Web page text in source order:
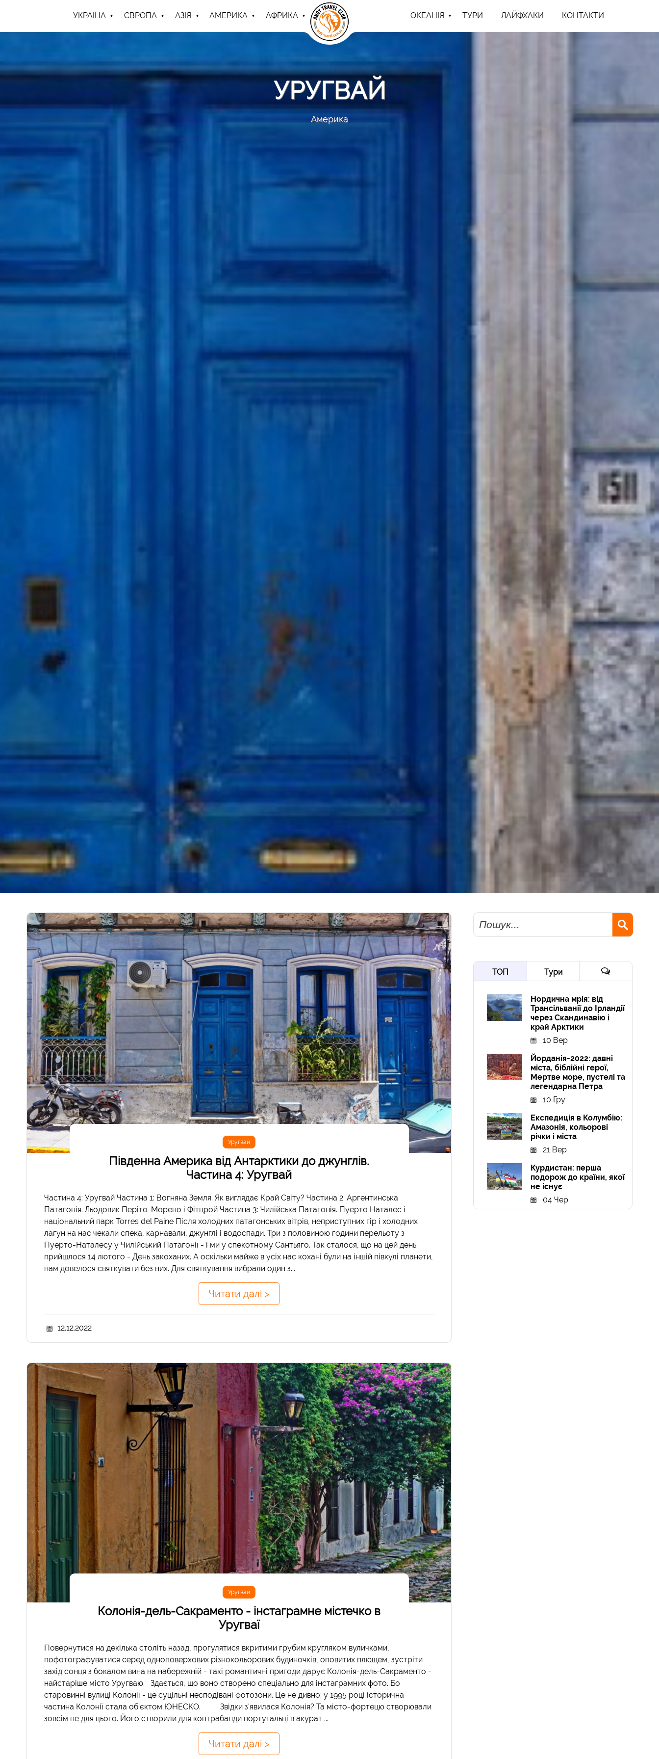
УКРАЇНА ЄВРОПА АЗІЯ АМЕРИКА АФРИКА ОКЕАНІЯ ТУРИ ЛАЙФХАКИ КОНТАКТИ
УРУГВАЙ
Америка
Уругвай
Південна Америка від Антарктики до джунглів.
Частина 4: Уругвай
Частина 4: Уругвай Частина 1: Вогняна Земля. Як виглядає Край Світу? Частина 2: Аргентинська
Патагонія. Льодовик Періто-Морено і Фітцрой Частина 3: Чилійська Патагонія. Пуерто Наталес і
національний парк Torres del Paine Після холодних патагонських вітрів, неприступних гір і холодних
лагун на нас чекали спека, карнавали, джунглі і водоспади. Три з половиною години перельоту з
Пуерто-Наталесу у Чилійський Патагонії - і ми у спекотному Сантьяго. Так сталося, що на цей день
прийшлося 14 лютого - День закоханих. А оскільки майже в усіх нас кохані були на іншій півкулі планети,
нам довелося святкувати без них. Для святкування вибрали один з...
Читати далі >
12.12.2022
Уругвай
Колонія-дель-Сакраменто - інстаграмне містечко в
Уругваї
Повернутися на декілька століть назад, прогулятися вкритими грубим кругляком вуличками,
пофотографуватися серед одноповерхових різнокольорових будиночків, оповитих плющем, зустріти
захід сонця з бокалом вина на набережній - такі романтичні пригоди дарує Колонія-дель-Сакраменто -
найстаріше місто Уругваю. Здається, що воно створено спеціально для інстаграмних фото. Бо
старовинні вулиці Колонії - це суцільні несподівані фотозони. Це не дивно: у 1995 році історична
частина Колонії стала об'єктом ЮНЕСКО. Звідки з'явилася Колонія? Та місто-фортецю створювали
зовсім не для цього. Його створили для контрабанди португальці в акурат ...
Читати далі >
Пошук
ТОП Тури
Нордична мрія: від
Трансільванії до Ірландії
через Скандинавію і
край Арктики
10 Вер
Йорданія-2022: давні
міста, біблійні герої,
Мертве море, пустелі та
легендарна Петра
10 Гру
Експедиція в Колумбію:
Амазонія, кольорові
річки і міста
21 Вер
Курдистан: перша
подорож до країни, якої
не існує
04 Чер